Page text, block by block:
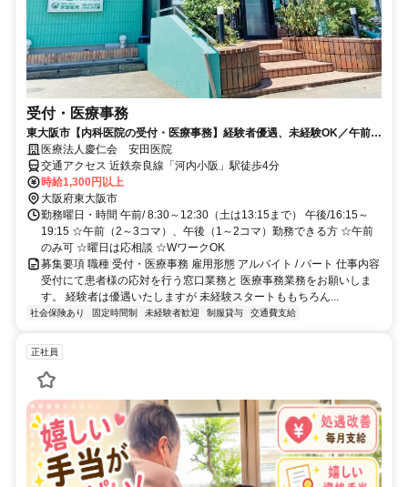
受付・医療事務
東大阪市【内科医院の受付・医療事務】経験者優遇、未経験OK／午前の
み可／河内小阪駅近く☆
医療法人慶仁会 安田医院
交通アクセス 近鉄奈良線「河内小阪」駅徒歩4分
時給1,300円以上
大阪府東大阪市
勤務曜日・時間 午前/ 8:30～12:30（土は13:15まで） 午後/16:15～
19:15 ☆午前（2～3コマ）、午後（1～2コマ）勤務できる方 ☆午前
のみ可 ☆曜日は応相談 ☆WワークOK
募集要項 職種 受付・医療事務 雇用形態 アルバイト / パート 仕事内容
受付にて患者様の応対を行う窓口業務と 医療事務業務をお願いしま
す。 経験者は優遇いたしますが 未経験スタートももちろん...
社会保険あり 固定時間制 未経験者歓迎 制服貸与 交通費支給
正社員